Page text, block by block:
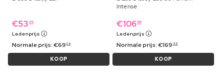
€53 39
Ledenprijs
Normale prijs:€69 29
KOOP
Intense
€106 59
Ledenprijs
Normale prijs:€169 99
KOOP